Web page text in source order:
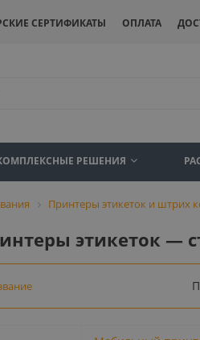
СЕРТИФИКАТЫ ОПЛАТА
РЕШЕНИЯ
Принтеры этикеток и штрих
этикеток —